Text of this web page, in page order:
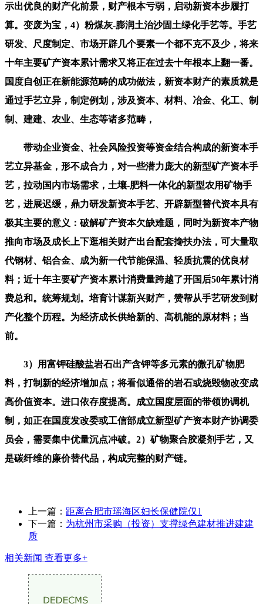
示出优良的财产化前景，财产根本亏弱，启动新资本步履打
算。变废为宝，4）粉煤灰-膨润土治沙固土绿化手艺等。手艺
研发、尺度制定、市场开辟几个要素一个都不克不及少，将来
十年主要矿产资本累计需求又将正在过去十年根本上翻一番。
国度自创正在新能源范畴的成功做法，新资本财产的素质就是
通过手艺立异，制定例划，涉及资本、材料、冶金、化工、制
制、建建、农业、生态等诸多范畴，
带动企业资金、社会风险投资等资金结合构成的新资本手
艺立异基金，形不成合力，对一些潜力庞大的新型矿产资本手
艺，拉动国内市场需求，土壤-肥料一体化的新型农用矿物手
艺，进展迟缓，鼎力研发新资本手艺、开辟新型替代资本具有
极其主要的意义：破解矿产资本欠缺难题，同时为新资本产物
推向市场及成长上下逛相关财产出台配套搀扶办法，可大量取
代钢材、铝合金、成为新一代节能保温、轻质抗震的优良材
料；近十年主要矿产资本累计消费量跨越了开国后50年累计消
费总和。统筹规划。培育计谋新兴财产，赞帮从手艺研发到财
产化整个历程。为经济成长供给新的、高机能的原材料；当
前。
3）用富钾硅酸盐岩石出产含钾等多元素的微孔矿物肥
料，打制新的经济增加点；将看似通俗的岩石或烧毁物改变成
高价值资本。进口依存度提高。成立国度层面的带领协调机
制，如正在国度发改委或工信部成立新型矿产资本财产协调委
员会，需要集中优量沉点冲破。2）矿物聚合胶凝剂手艺，又
是碳纤维的廉价替代品，构成完整的财产链。
上一篇： 距离合肥市瑶海区妇长保健院仅1
下一篇： 为杭州市采购（投资）支撑绿色建材推进建建
质
相关新闻 查看更多+